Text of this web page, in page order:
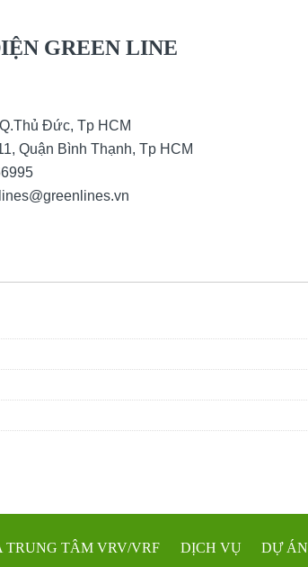
GREEN LINE
Đức, Tp HCM
Quận Bình Thạnh, Tp HCM
TRUNG TÂM VRV/VRF DỊCH VỤ DỰ ÁN